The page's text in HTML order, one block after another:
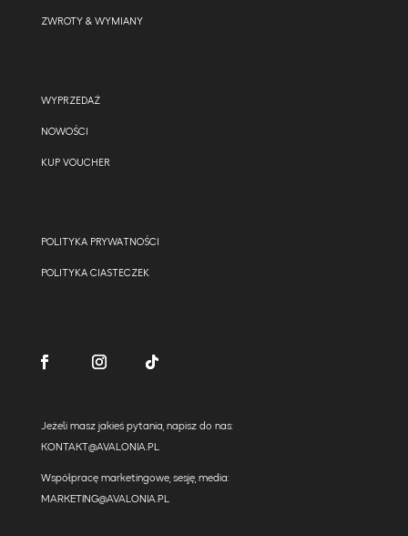
ZWROTY & WYMIANY
WYPRZEDAŻ
NOWOŚCI
KUP VOUCHER
POLITYKA PRYWATNOŚCI
POLITYKA CIASTECZEK
Jeżeli masz jakieś pytania, napisz do nas:
KONTAKT@AVALONIA.PL
Współpracę marketingowe, sesję, media:
MARKETING@AVALONIA.PL